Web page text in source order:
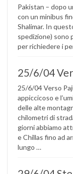
Pakistan – dopo
con un minibus
Shalimar. In
spedizione) sono
per richiedere i
25/6/04
25/6/04 Verso
appiccicoso e
delle alte
chilometri di
giorni abbiamo
e Chillas fino ad
lungo …